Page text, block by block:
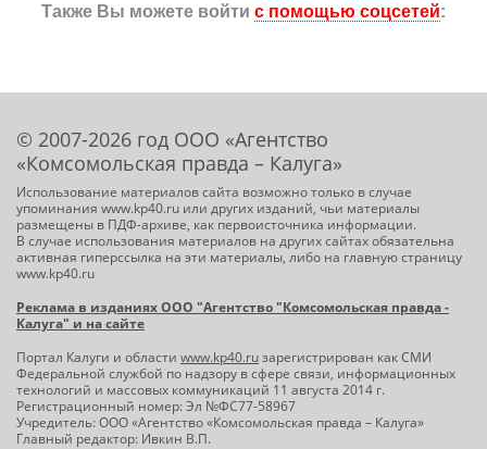
Также Вы можете войти с помощью соцсетей:
© 2007-2026 год ООО «Агентство
«Комсомольская правда – Калуга»
Использование материалов сайта возможно только в случае
упоминания www.kp40.ru или других изданий, чьи материалы
размещены в ПДФ-архиве, как первоисточника информации.
В случае использования материалов на других сайтах обязательна
активная гиперссылка на эти материалы, либо на главную страницу
www.kp40.ru
Реклама в изданиях ООО "Агентство "Комсомольская правда -
Калуга" и на сайте
Портал Калуги и области www.kp40.ruзарегистрирован как СМИ
Федеральной службой по надзору в сфере связи, информационных
технологий и массовых коммуникаций 11 августа 2014 г.
Регистрационный номер: Эл №ФС77-58967
Учредитель: ООО «Агентство «Комсомольская правда – Калуга»
Главный редактор: Ивкин В.П.